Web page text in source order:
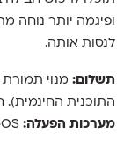
לנסות אותה.
תשלום:
התוכנית החינמית).
מערכות הפעלה: